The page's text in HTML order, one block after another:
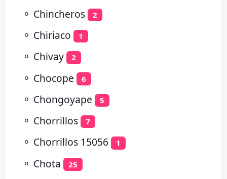
⚬ Chincheros 2
⚬ Chiriaco 1
⚬ Chivay 2
⚬ Chocope 6
⚬ Chongoyape 5
⚬ Chorrillos 7
⚬ Chorrillos 15056 1
⚬ Chota 25